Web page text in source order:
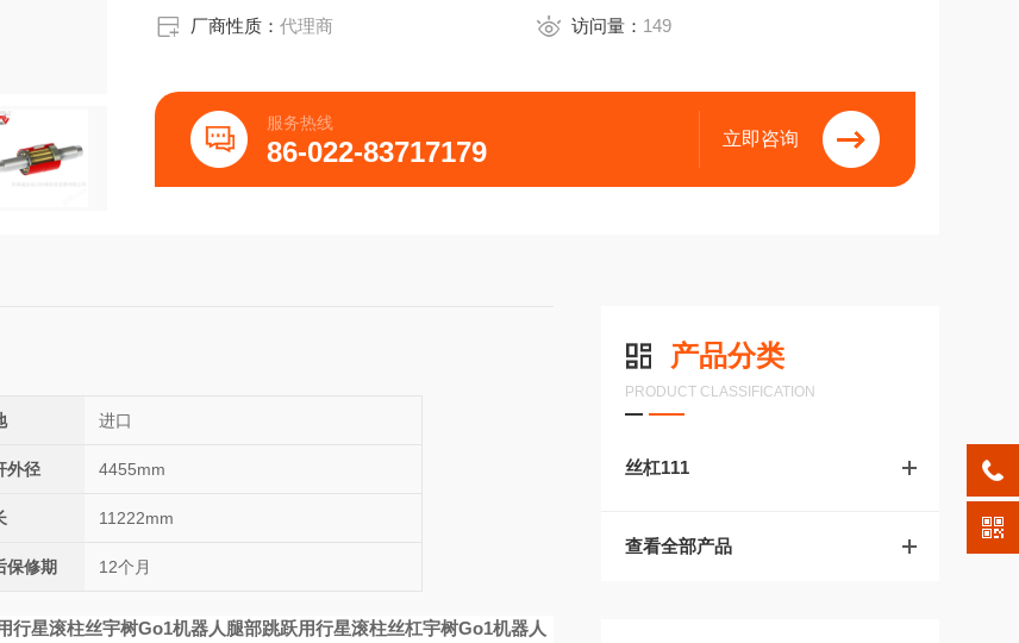
厂商性质：代理商 访问量： 149
服务热线
86-022-83717179 立即咨询
产品分类
PRODUCT CLASSIFICATION
丝杠111
查看全部产品
进口
外径 4455mm
11222mm
保修期 12个月
行星滚柱丝宇树Go1机器人腿部跳跃用行星滚柱丝杠宇树Go1机器人